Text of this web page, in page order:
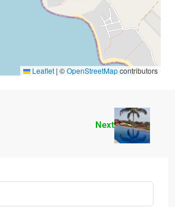
Leaflet | ©OpenStreetMapcontributors
Next